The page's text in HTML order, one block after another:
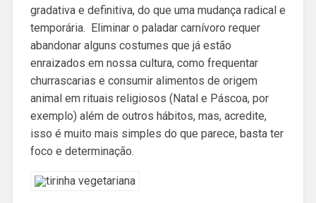
gradativa e definitiva, do que uma mudança radical e
temporária. Eliminar o paladar carnívoro requer
abandonar alguns costumes que já estão
enraizados em nossa cultura, como frequentar
churrascarias e consumir alimentos de origem
animal em rituais religiosos (Natal e Páscoa, por
exemplo) além de outros hábitos, mas, acredite,
isso é muito mais simples do que parece, basta ter
foco e determinação.